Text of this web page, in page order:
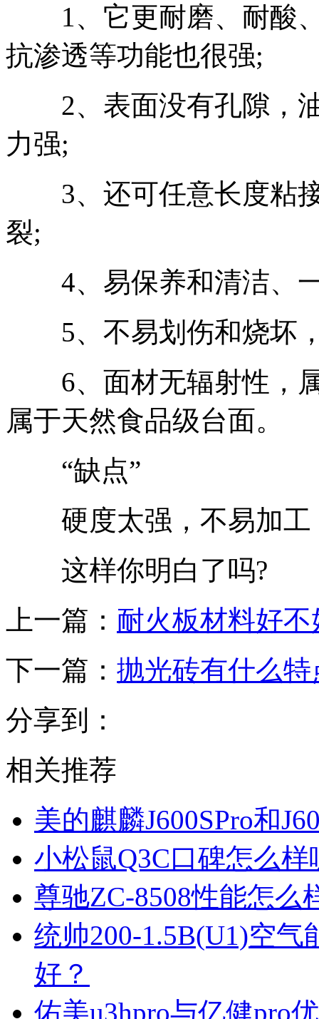
1、它更耐磨、耐酸、
抗渗透等功能也很强;
2、表面没有孔隙，油
力强;
3、还可任意长度粘接
裂;
4、易保养和清洁、一
5、不易划伤和烧坏，
6、面材无辐射性，属
属于天然食品级台面。
“缺点”
硬度太强，不易加工
这样你明白了吗?
上一篇： 耐火板材料好不
下一篇： 抛光砖有什么特
分享到：
相关推荐
美的麒麟J600SPro和
小松鼠Q3C口碑怎么
尊驰ZC-8508性能怎么
统帅200-1.5B(U1)空
好？
佑美u3hpro与亿健pro